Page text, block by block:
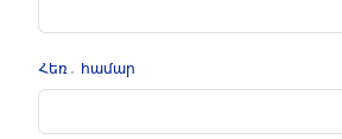
Հեռ․ համար